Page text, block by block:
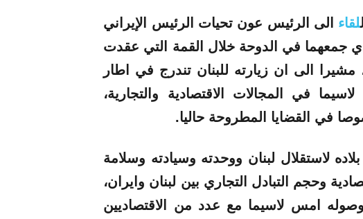
لقاء الى الرئيس عون تحيات الرئيس الإيراني
جمعهما في الدوحة خلال القمة التي عقدت
مشيرا الى ان زيارته للبنان تندرج في اطار
لاسيما في المجالات الاقتصادية والتجارية،
في القضايا المطروحة حاليا.
لاستقلال لبنان ووحدته وسيادته وسلامة
وحجم التبادل التجاري بين لبنان وايران،
امس لاسيما مع عدد من الاقتصاديين